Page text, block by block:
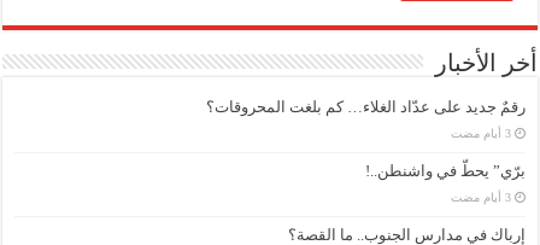
أخر الأخبار
رقمٌ جديد على عدّاد الغلاء… كم بلغت المحروقات؟
‏3 أيام مضت
برّي” يحطّ في واشنطن..!
‏3 أيام مضت
إرباك في مدارس الجنوب.. ما القصة؟